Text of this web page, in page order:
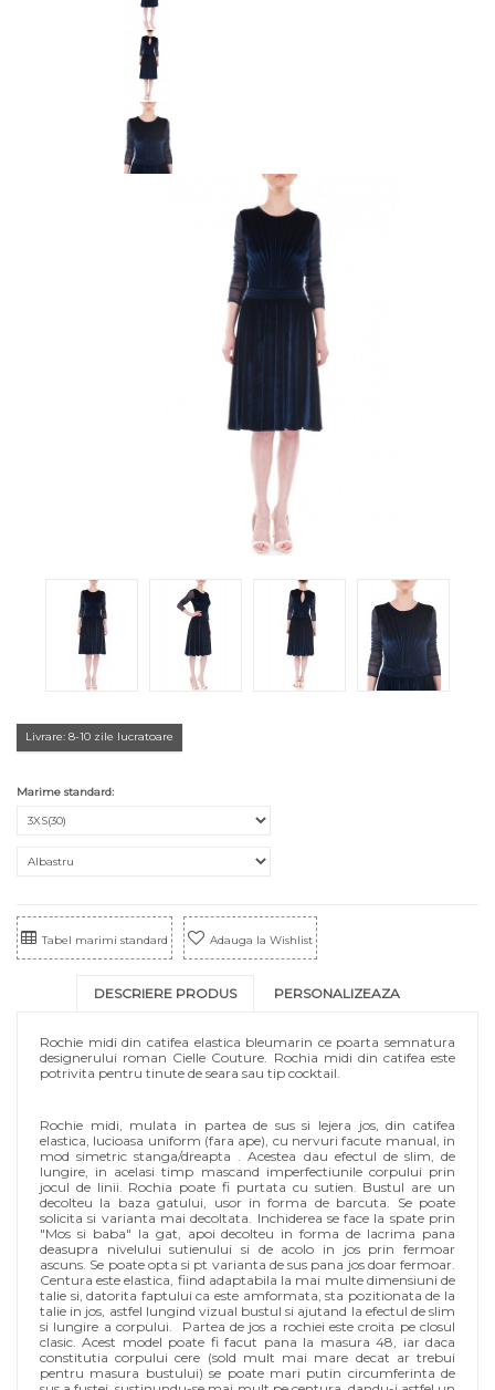
Livrare: 8-10 zile lucratoare
Marime standard:
Tabel marimi standard Adauga la Wishlist
DESCRIERE PRODUS PERSONALIZEAZA
Rochie midi din catifea elastica bleumarin ce poarta semnatura
designerului roman Cielle Couture. Rochia midi din catifea este
potrivita pentru tinute de seara sau tip cocktail.
Rochie midi, mulata in partea de sus si lejera jos, din catifea
elastica, lucioasa uniform (fara ape), cu nervuri facute manual, in
mod simetric stanga/dreapta . Acestea dau efectul de slim, de
lungire, in acelasi timp mascand imperfectiunile corpului prin
jocul de linii. Rochia poate fi purtata cu sutien. Bustul are un
decolteu la baza gatului, usor in forma de barcuta. Se poate
solicita si varianta mai decoltata. Inchiderea se face la spate prin
"Mos si baba" la gat, apoi decolteu in forma de lacrima pana
deasupra nivelului sutienului si de acolo in jos prin fermoar
ascuns. Se poate opta si pt varianta de sus pana jos doar fermoar.
Centura este elastica, fiind adaptabila la mai multe dimensiuni de
talie si, datorita faptului ca este amformata, sta pozitionata de la
talie in jos, astfel lungind vizual bustul si ajutand la efectul de slim
si lungire a corpului. Partea de jos a rochiei este croita pe closul
clasic. Acest model poate fi facut pana la masura 48, iar daca
constitutia corpului cere (sold mult mai mare decat ar trebui
pentru masura bustului) se poate mari putin circumferinta de